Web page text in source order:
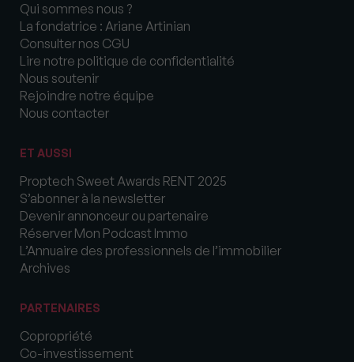
Qui sommes nous ?
La fondatrice : Ariane Artinian
Consulter nos CGU
Lire notre politique de confidentialité
Nous soutenir
Rejoindre notre équipe
Nous contacter
ET AUSSI
Proptech Sweet Awards RENT 2025
S’abonner à la newsletter
Devenir annonceur ou partenaire
Réserver Mon Podcast Immo
L’Annuaire des professionnels de l’immobilier
Archives
PARTENAIRES
Copropriété
Co-investissement